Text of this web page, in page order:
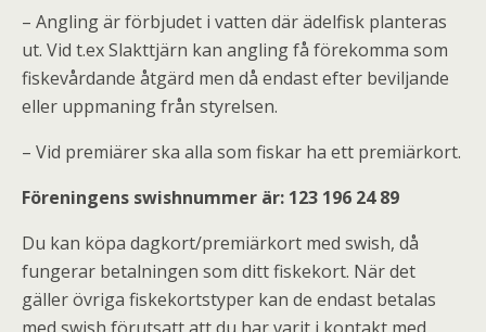
– Angling är förbjudet i vatten där ädelfisk planteras
ut. Vid t.ex Slakttjärn kan angling få förekomma som
fiskevårdande åtgärd men då endast efter beviljande
eller uppmaning från styrelsen.
– Vid premiärer ska alla som fiskar ha ett premiärkort.
Föreningens swishnummer är: 123 196 24 89
Du kan köpa dagkort/premiärkort med swish, då
fungerar betalningen som ditt fiskekort. När det
gäller övriga fiskekortstyper kan de endast betalas